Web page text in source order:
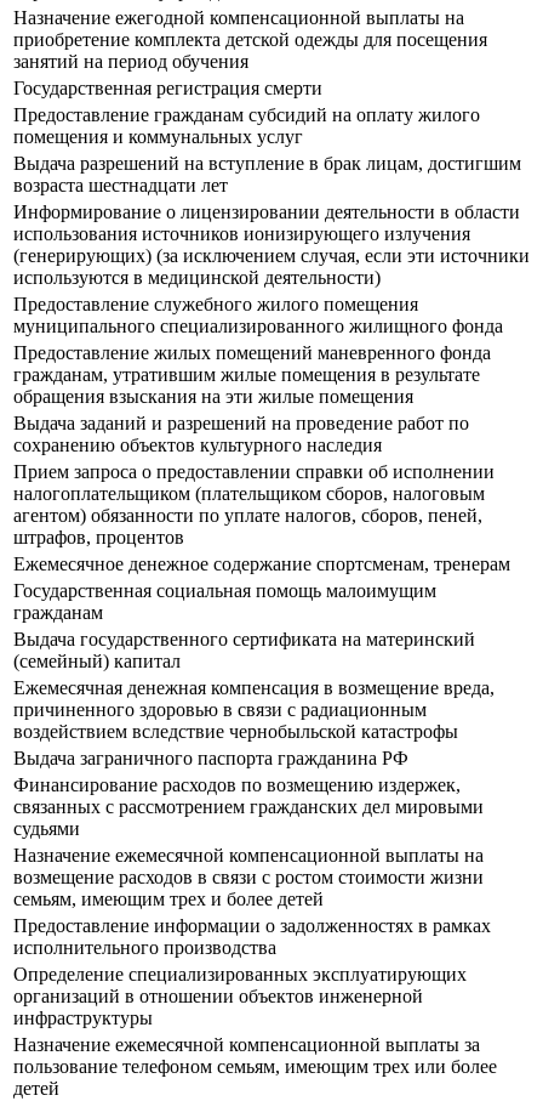
Назначение ежегодной компенсационной выплаты на
приобретение комплекта детской одежды для посещения
занятий на период обучения
Государственная регистрация смерти
Предоставление гражданам субсидий на оплату жилого
помещения и коммунальных услуг
Выдача разрешений на вступление в брак лицам, достигшим
возраста шестнадцати лет
Информирование о лицензировании деятельности в области
использования источников ионизирующего излучения
(генерирующих) (за исключением случая, если эти источники
используются в медицинской деятельности)
Предоставление служебного жилого помещения
муниципального специализированного жилищного фонда
Предоставление жилых помещений маневренного фонда
гражданам, утратившим жилые помещения в результате
обращения взыскания на эти жилые помещения
Выдача заданий и разрешений на проведение работ по
сохранению объектов культурного наследия
Прием запроса о предоставлении справки об исполнении
налогоплательщиком (плательщиком сборов, налоговым
агентом) обязанности по уплате налогов, сборов, пеней,
штрафов, процентов
Ежемесячное денежное содержание спортсменам, тренерам
Государственная социальная помощь малоимущим
гражданам
Выдача государственного сертификата на материнский
(семейный) капитал
Ежемесячная денежная компенсация в возмещение вреда,
причиненного здоровью в связи с радиационным
воздействием вследствие чернобыльской катастрофы
Выдача заграничного паспорта гражданина РФ
Финансирование расходов по возмещению издержек,
связанных с рассмотрением гражданских дел мировыми
судьями
Назначение ежемесячной компенсационной выплаты на
возмещение расходов в связи с ростом стоимости жизни
семьям, имеющим трех и более детей
Предоставление информации о задолженностях в рамках
исполнительного производства
Определение специализированных эксплуатирующих
организаций в отношении объектов инженерной
инфраструктуры
Назначение ежемесячной компенсационной выплаты за
пользование телефоном семьям, имеющим трех или более
детей